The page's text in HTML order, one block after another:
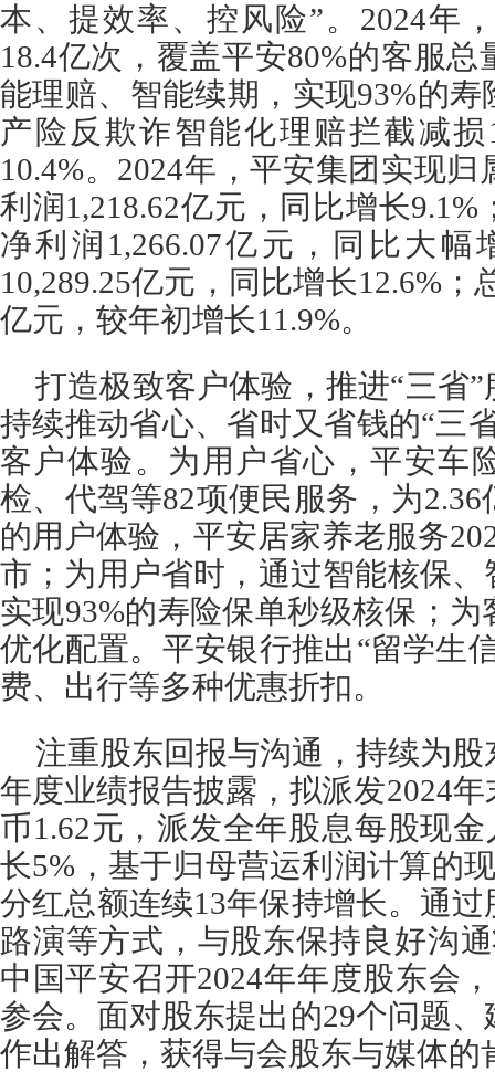
本、提效率、控风险”。2024年
18.4亿次，覆盖平安80%的客服
能理赔、智能续期，实现93%的
产险反欺诈智能化理赔拦截减
10.4%。2024年，平安集团实现
利润1,218.62亿元，同比增长
净利润1,266.07亿元，同比大幅
10,289.25亿元，同比增长12.6%；
亿元，较年初增长11.9%。
打造极致客户体验，推进“三省
持续推动省心、省时又省钱的“三
客户体验。为用户省心，平安车
检、代驾等82项便民服务，为
的用户体验，平安居家养老服务
市；为用户省时，通过智能核保
实现93%的寿险保单秒级核保；
优化配置。平安银行推出“留学生
费、出行等多种优惠折扣。
注重股东回报与沟通，持续为
年度业绩报告披露，拟派发2024
币1.62元，派发全年股息每股现
长5%，基于归母营运利润计算的
分红总额连续13年保持增长。通
路演等方式，与股东保持良好沟
中国平安召开2024年年度股东会
参会。面对股东提出的29个问题
作出解答，获得与会股东与媒体的